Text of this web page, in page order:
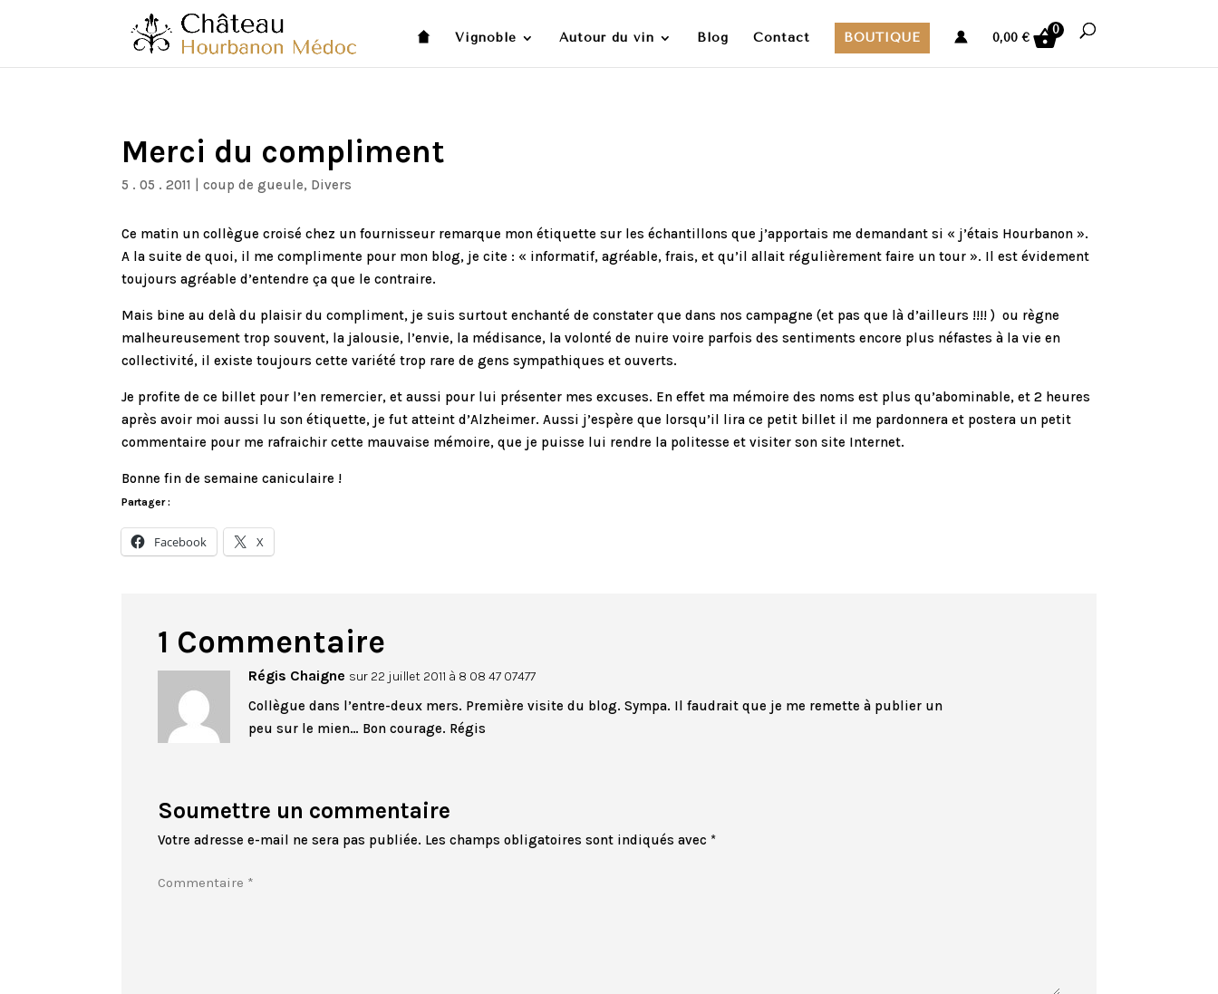
Vignoble Autour du vin Blog Contact BOUTIQUE 0,00€
0
Merci du compliment
5 . 05 . 2011 |coup de gueule, Divers
Ce matin un collègue croisé chez un fournisseur remarque mon étiquette sur les échantillons que j’apportais me demandant si « j’étais Hourbanon ».
A la suite de quoi, il me complimente pour mon blog, je cite : « informatif, agréable, frais, et qu’il allait régulièrement faire un tour ». Il est évidement
toujours agréable d’entendre ça que le contraire.
Mais bine au delà du plaisir du compliment, je suis surtout enchanté de constater que dans nos campagne (et pas que là d’ailleurs !!!! ) ou règne
malheureusement trop souvent, la jalousie, l’envie, la médisance, la volonté de nuire voire parfois des sentiments encore plus néfastes à la vie en
collectivité, il existe toujours cette variété trop rare de gens sympathiques et ouverts.
Je profite de ce billet pour l’en remercier, et aussi pour lui présenter mes excuses. En effet ma mémoire des noms est plus qu’abominable, et 2 heures
après avoir moi aussi lu son étiquette, je fut atteint d’Alzheimer. Aussi j’espère que lorsqu’il lira ce petit billet il me pardonnera et postera un petit
commentaire pour me rafraichir cette mauvaise mémoire, que je puisse lui rendre la politesse et visiter son site Internet.
Bonne fin de semaine caniculaire !
Partager :
Facebook X
1 Commentaire
Régis Chaigne sur 22 juillet 2011 à 8 08 47 07477
Collègue dans l’entre-deux mers. Première visite du blog. Sympa. Il faudrait que je me remette à publier un
peu sur le mien… Bon courage. Régis
Soumettre un commentaire
Votre adresse e-mail ne sera pas publiée. Les champs obligatoires sont indiqués avec *